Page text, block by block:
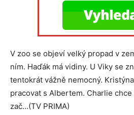
V zoo se objeví velký propad v
ním. Haďák má vidiny. U Viky se
tentokrát vážně nemocný.
pracovat s Albertem. Charlie
zač…(TV PRIMA)